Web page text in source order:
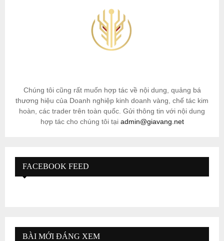
Chúng tôi cũng rất muốn hợp tác về nội dung, quảng bá
thương hiệu của Doanh nghiệp kinh doanh vàng, chế tác kim
hoàn, các trader trên toàn quốc. Gửi thông tin với nội dung
hợp tác cho chúng tôi tại admin@giavang.net
FACEBOOK FEED
BÀI MỚI ĐÁNG XEM